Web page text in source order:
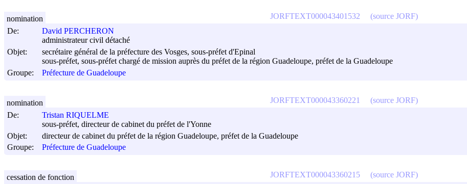
De:
David PERCHERON
administrateur civil détaché
Objet:
secrétaire général de la préfecture des Vosges, sous-préfet d'Epinal
sous-préfet, sous-préfet chargé de mission auprès du préfet de la région Guadeloupe, préfet de la Guadeloupe
Groupe:
Préfecture de Guadeloupe
JORFTEXT000043401532 (source JORF)
nomination
De:
Tristan RIQUELME
sous-préfet, directeur de cabinet du préfet de l'Yonne
Objet:
directeur de cabinet du préfet de la région Guadeloupe, préfet de la Guadeloupe
Groupe:
Préfecture de Guadeloupe
JORFTEXT000043360221 (source JORF)
nomination
JORFTEXT000043360215 (source JORF)
cessation de fonction